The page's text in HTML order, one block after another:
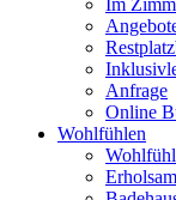
Im
Anfrage
Online
Wohlfühlen